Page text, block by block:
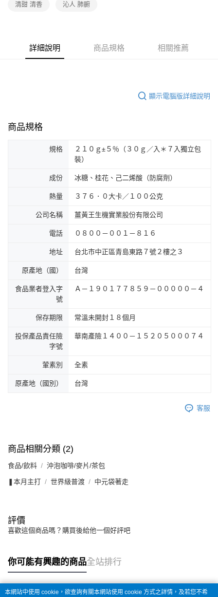
清甜 清香 沁人 肺腑
詳細說明 商品規格 相關推薦
顯示電腦版詳細說明
商品規格
規格
２１０ｇ±５％（３０ｇ／入＊７入獨立包
裝）
成份 冰糖、桂花、己二烯酸（防腐劑）
熱量 ３７６．０大卡／１００公克
公司名稱 薑黃王生機實業股份有限公司
電話 ０８００－００１－８１６
地址 台北市中正區青島東路７號２樓之３
原產地（國） 台灣
食品業者登入字
號
Ａ－１９０１７７８５９－０００００－４
保存期限 常溫未開封１８個月
投保產品責任險
字號
華南產險１４００－１５２０５０００７４
葷素別 全素
原產地（國別） 台灣
客服
商品相關分類 (2)
食品/飲料 沖泡咖啡/麥片/茶包
❚本月主打 世界級普渡 中元袋著走
評價
喜歡這個商品嗎？購買後給他一個好評吧
你可能有興趣的商品全站排行
本網站中使用 cookie，欲查詢有關本網站使用 cookie 方式之詳情，及若您不希